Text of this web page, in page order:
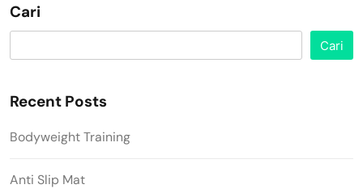
Cari
Cari
Recent Posts
Bodyweight Training
Anti Slip Mat